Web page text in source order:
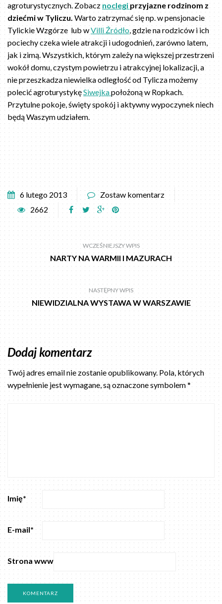
agroturystycznych. Zobacz noclegi przyjazne rodzinom z
dziećmi w Tyliczu. Warto zatrzymać się np. w pensjonacie
Tylickie Wzgórze lub wVilli Źródło, gdzie na rodziców i ich
pociechy czeka wiele atrakcji i udogodnień, zarówno latem,
jak i zimą. Wszystkich, którym zależy na większej przestrzeni
wokół domu, czystym powietrzu i atrakcyjnej lokalizacji, a
nie przeszkadza niewielka odległość od Tylicza możemy
polecić agroturystykęSiwejkapołożoną w Ropkach.
Przytulne pokoje, święty spokój i aktywny wypoczynek niech
będą Waszym udziałem.
6 lutego 2013
Zostaw komentarz
2662
WCZEŚNIEJSZY WPIS
NARTY NA WARMII I MAZURACH
NASTĘPNY WPIS
NIEWIDZIALNA WYSTAWA W WARSZAWIE
Dodaj komentarz
Twój adres email nie zostanie opublikowany. Pola, których
wypełnienie jest wymagane, są oznaczone symbolem*
Imię*
E-mail*
Strona www